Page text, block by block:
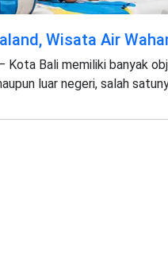
Wisata Air
Kota Bali memiliki banyak
luar negeri, salah